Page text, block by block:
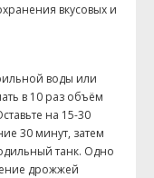
вкусовых и
воды или
в 10 раз объём
на 15-30
30 минут, затем
танк. Одно
дрожжей